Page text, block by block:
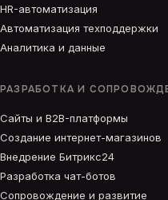
HR-автоматизация
Автоматизация техподдержки
Аналитика и данные
РАЗРАБОТКА И
Сайты и B2B-платформы
Создание интернет-магазинов
Внедрение Битрикс24
Разработка чат-ботов
Сопровождение и развитие